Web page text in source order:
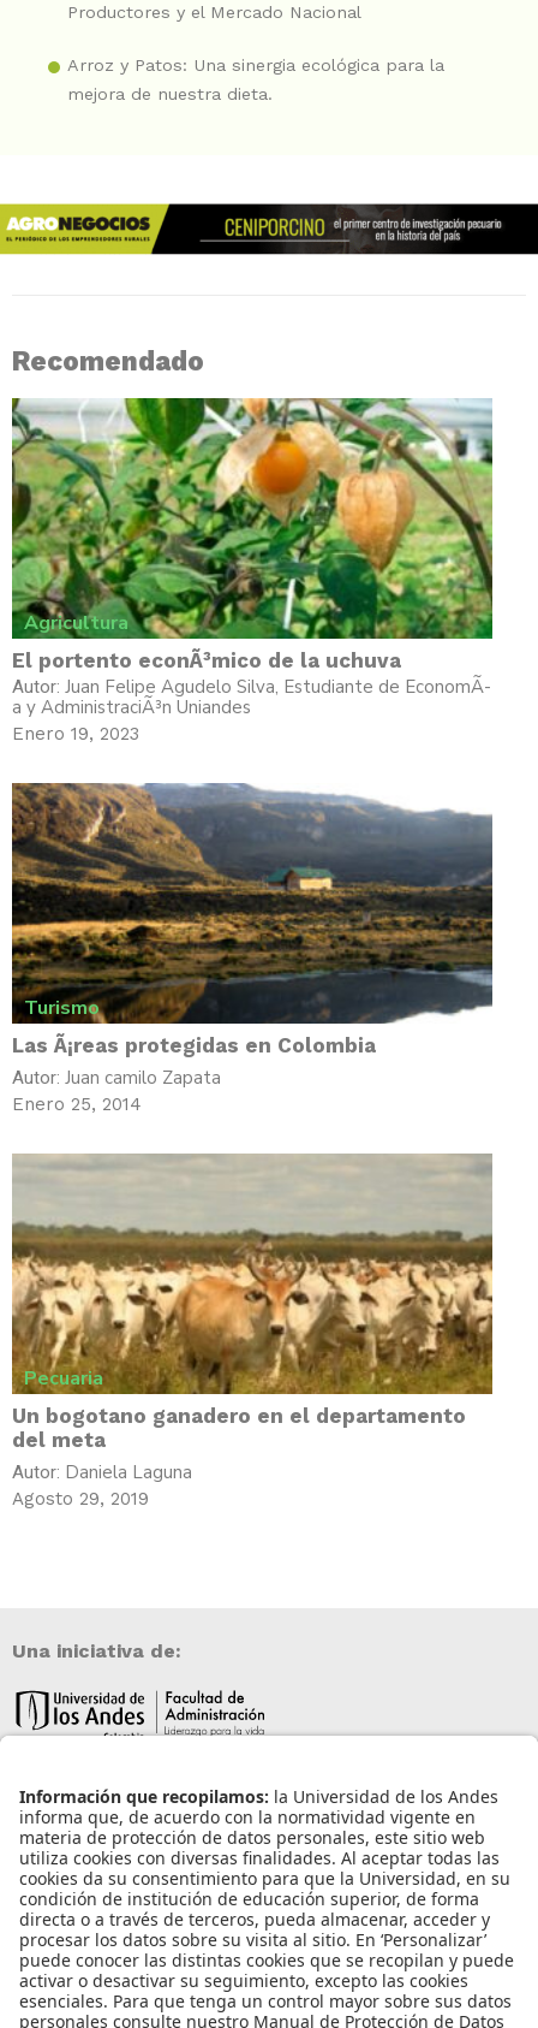
Productores y el Mercado Nacional
Arroz y Patos: Una sinergia ecológica para la
mejora de nuestra dieta.
Recomendado
Agricultura
El portento econÃ³mico de la uchuva
Autor: Juan Felipe Agudelo Silva, Estudiante de EconomÃ­
a y AdministraciÃ³n Uniandes
Enero 19, 2023
Turismo
Las Ã¡reas protegidas en Colombia
Autor: Juan camilo Zapata
Enero 25, 2014
Pecuaria
Un bogotano ganadero en el departamento
del meta
Autor: Daniela Laguna
Agosto 29, 2019
Una iniciativa de:
Información de contacto
info@aneia.edu.co
Bogotá, Colombia
Enlaces de interés
Iniciar sesión